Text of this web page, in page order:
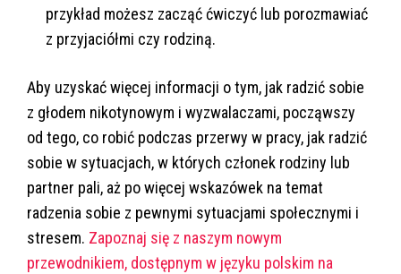
przykład możesz zacząć ćwiczyć lub porozmawiać
z przyjaciółmi czy rodziną.
Aby uzyskać więcej informacji o tym, jak radzić sobie
z głodem nikotynowym i wyzwalaczami, począwszy
od tego, co robić podczas przerwy w pracy, jak radzić
sobie w sytuacjach, w których członek rodziny lub
partner pali, aż po więcej wskazówek na temat
radzenia sobie z pewnymi sytuacjami społecznymi i
stresem. Zapoznaj się z naszym nowym
przewodnikiem, dostępnym w języku polskim na